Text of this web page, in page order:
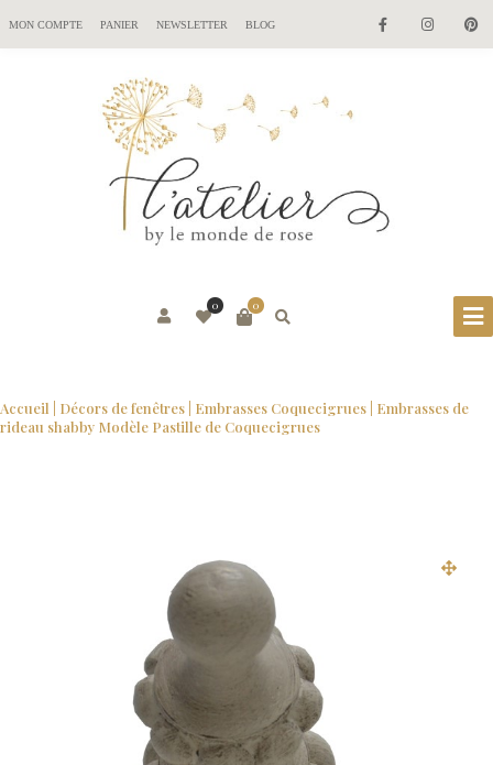
MON COMPTE PANIER NEWSLETTER BLOG
0
0
Accueil Décors de fenêtres Embrasses Coquecigrues | Embrasses de
rideau shabby Modèle Pastille de Coquecigrues